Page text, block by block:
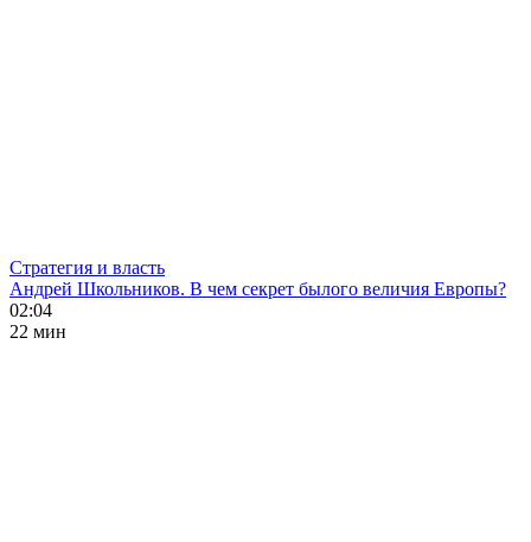
Стратегия и власть
Андрей Школьников. В чем секрет былого величия Европы?
02:04
22 мин